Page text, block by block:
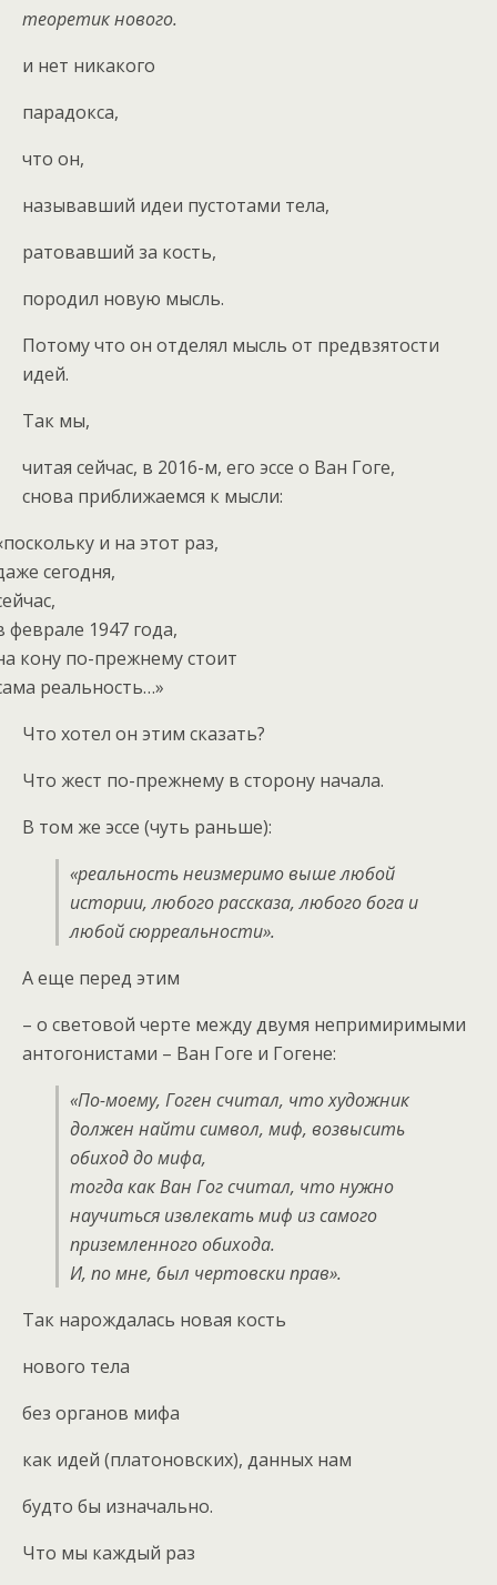
теоретик нового.
и нет никакого
парадокса,
что он,
называвший идеи пустотами тела,
ратовавший за кость,
породил новую мысль.
Потому что он отделял мысль от предвзятости
идей.
Так мы,
читая сейчас, в 2016-м, его эссе о Ван Гоге,
снова приближаемся к мысли:
и на этот раз,
сегодня,
феврале 1947 года,
кону по-прежнему стоит
реальность…»
Что хотел он этим сказать?
Что жест по-прежнему в сторону начала.
В том же эссе (чуть раньше):
«реальность неизмеримо выше любой
истории, любого рассказа, любого бога и
любой сюрреальности».
А еще перед этим
– о световой черте между двумя непримиримыми
антогонистами – Ван Гоге и Гогене:
«По-моему, Гоген считал, что художник
должен найти символ, миф, возвысить
обиход до мифа,
тогда как Ван Гог считал, что нужно
научиться извлекать миф из самого
приземленного обихода.
И, по мне, был чертовски прав».
Так нарождалась новая кость
нового тела
без органов мифа
как идей (платоновских), данных нам
будто бы изначально.
Что мы каждый раз